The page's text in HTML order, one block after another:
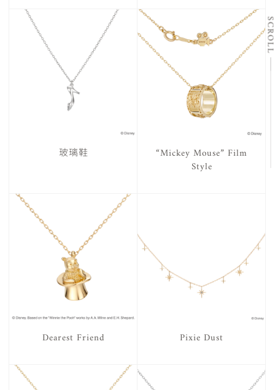
玻璃鞋
“Mickey Mouse” Film
Style
Dearest Friend Pixie Dust